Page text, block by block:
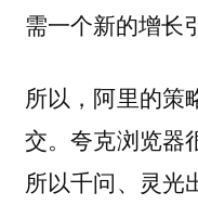
需一个新的增长
所以，阿里的策
交。夸克浏览器
所以千问、灵光